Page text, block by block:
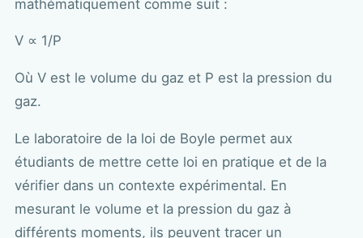
mathématiquement comme suit :
V ∝ 1/P
Où V est le volume du gaz et P est la pression du
gaz.
Le laboratoire de la loi de Boyle permet aux
étudiants de mettre cette loi en pratique et de la
vérifier dans un contexte expérimental. En
mesurant le volume et la pression du gaz à
différents moments, ils peuvent tracer un